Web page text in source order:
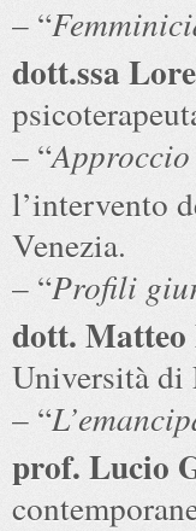
– “
dott.ssa
– “
l’intervento
Venezia.
– “Profili
dott. Matteo
Università di
– “
prof. Lucio